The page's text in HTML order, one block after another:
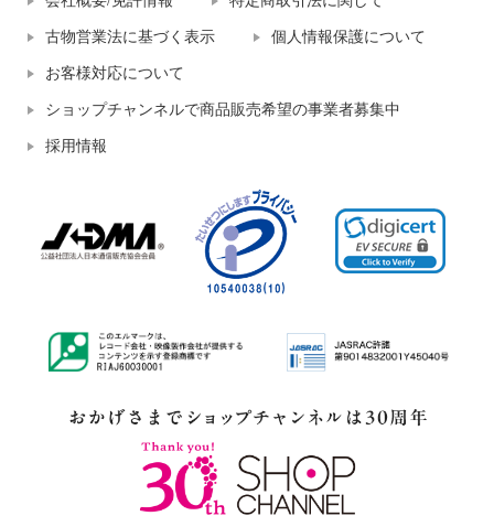
古物営業法に基づく表示 個人情報保護について
お客様対応について
ショップチャンネルで商品販売希望の事業者募集中
採用情報